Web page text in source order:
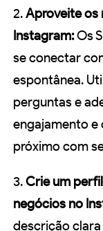
2.Aproveite os
Instagram:Os
se conectar
espontânea.
perguntas e
engajamento e
próximo com
3.Crie um
negócios no
descrição clara